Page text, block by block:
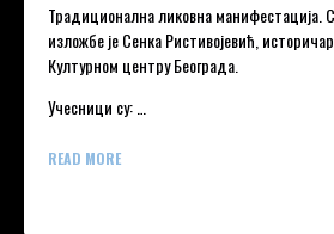
Традиционална ликовна манифестација.
изложбе је Сенка Ристивојевић,
Културном центру Београда.
Учесници су: …
READ MORE